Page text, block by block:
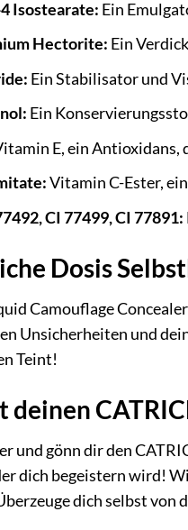
Isostearate: Ein
Hectorite: Ein
Ein Stabilisator und
Ein
E, ein Antioxidans,
Vitamin C-Ester,
CI 77499, CI 77891:
Dosis
Camouflage
Unsicherheiten und
Teint!
deinen
und gönn dir den
dich begeistern wird!
dich selbst